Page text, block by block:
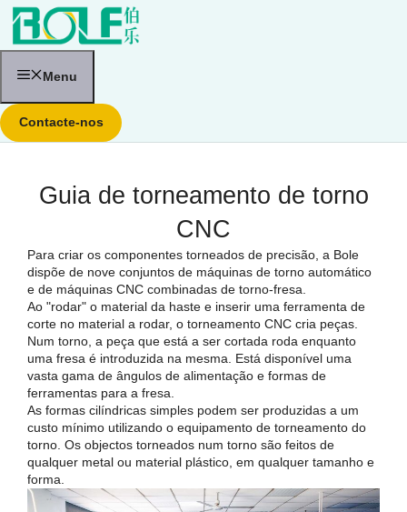
Saltar
para
Menu
Contacte-nos
Guia de torneamento de torno
CNC
Para criar os componentes torneados de precisão, a Bole
dispõe de nove conjuntos de máquinas de torno automático
e de máquinas CNC combinadas de torno-fresa.
Ao "rodar" o material da haste e inserir uma ferramenta de
corte no material a rodar, o torneamento CNC cria peças.
Num torno, a peça que está a ser cortada roda enquanto
uma fresa é introduzida na mesma. Está disponível uma
vasta gama de ângulos de alimentação e formas de
ferramentas para a fresa.
As formas cilíndricas simples podem ser produzidas a um
custo mínimo utilizando o equipamento de torneamento do
torno. Os objectos torneados num torno são feitos de
qualquer metal ou material plástico, em qualquer tamanho e
forma.